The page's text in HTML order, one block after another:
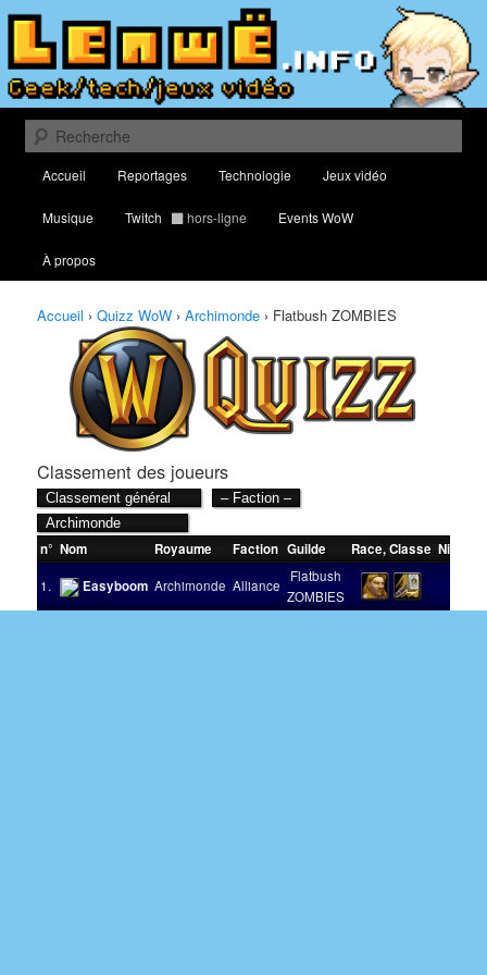
Aller
contenu
principal
Aller
contenu
secondaireLenwë – Culture geek, tech et jeux
vidéo
Classement des meilleurs joueurs au Quizz World of Warcraft
Recherche
principal
Accueil Reportages Technologie Jeux vidéo
Musique Twitch hors-ligne Events WoW
À propos
Accueil › Quizz WoW › Archimonde › Flatbush ZOMBIES
Classement des joueurs
n° Nom Royaume Faction Guilde Race,Classe Niveau
1. Easyboom Archimonde Alliance
Flatbush
ZOMBIES